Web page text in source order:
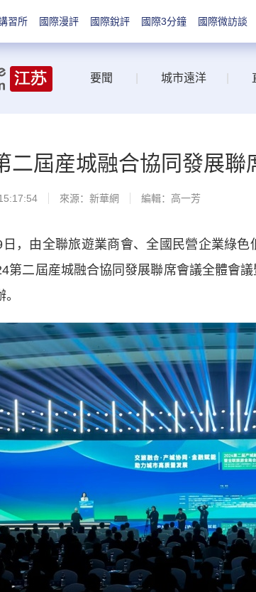
習所 國際漫評 國際銳評 國際3分鐘 國際微訪談
要聞 城市遠洋
二屆産城融合協同發展聯
來源： 新華網 編輯：高一芳
由全聯旅遊業商會、全國民營企業綠色
第二屆産城融合協同發展聯席會議全體會